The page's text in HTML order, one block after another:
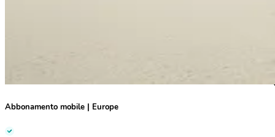
Abbonamento mobile | Europe